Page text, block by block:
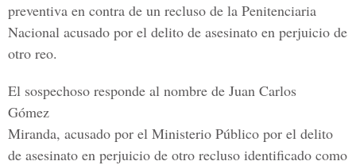
preventiva en contra de un recluso de la Penitenciaria
Nacional acusado por el delito de asesinato en perjuicio de
otro reo.
El sospechoso responde al nombre de Juan Carlos
Gómez
Miranda, acusado por el Ministerio Público por el delito
de asesinato en perjuicio de otro recluso identificado como